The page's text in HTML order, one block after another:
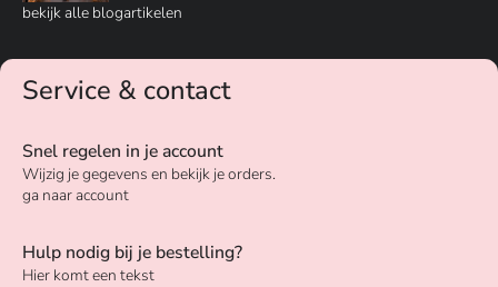
bekijk alle blogartikelen
Service & contact
Snel regelen in je account
Wijzig je gegevens en bekijk je orders.
ga naar account
Hulp nodig bij je bestelling?
Hier komt een tekst